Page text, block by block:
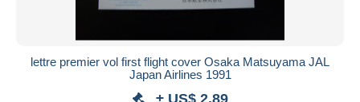
lettre premier vol first flight cover Osaka Matsuyama JAL
Japan Airlines 1991
± US$ 2,89